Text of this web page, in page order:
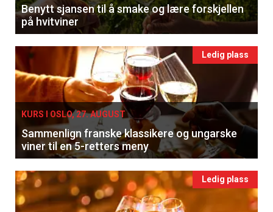
Benytt sjansen til å smake og lære forskjellen
på hvitviner
Ledig plass
KURS I OSLO, 27. AUGUST
Sammenlign franske klassikere og ungarske
viner til en 5-retters meny
Ledig plass